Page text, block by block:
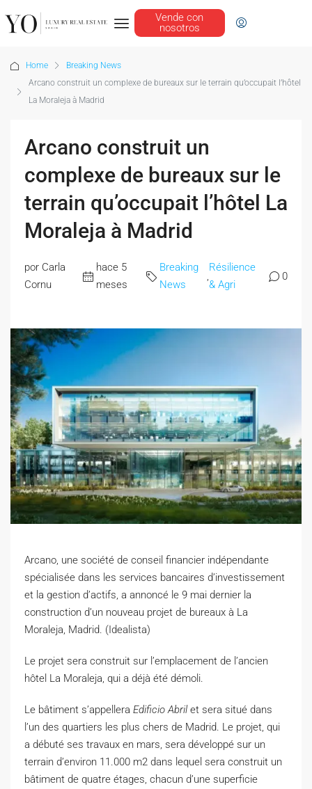
Vende con
nosotros
Home
Breaking News
Arcano construit un complexe de bureaux sur le terrain qu’occupait l’hôtel
La Moraleja à Madrid
Arcano construit un
complexe de bureaux sur le
terrain qu’occupait l’hôtel La
Moraleja à Madrid
por Carla
Cornu
hace 5
meses
Breaking
News
Résilience
& Agri
0
Arcano, une société de conseil financier indépendante
spécialisée dans les services bancaires d’investissement
et la gestion d’actifs, a annoncé le 9 mai dernier la
construction d’un nouveau projet de bureaux à La
Moraleja, Madrid. (Idealista)
Le projet sera construit sur l’emplacement de l’ancien
hôtel La Moraleja, qui a déjà été démoli.
Le bâtiment s’appellera Edificio Abrilet sera situé dans
l’un des quartiers les plus chers de Madrid. Le projet, qui
a débuté ses travaux en mars, sera développé sur un
terrain d’environ 11.000 m2 dans lequel sera construit un
bâtiment de quatre étages, chacun d’une superficie